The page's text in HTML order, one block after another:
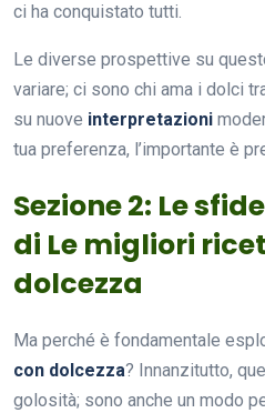
ci ha conquistato tutti.
Le diverse prospettive su
variare; ci sono chi ama i dolci
su nuove interpretazioni
tua preferenza, l’importante è
Sezione 2: Le
di Le migliori
dolcezza
Ma perché è fondamentale
con dolcezza? Innanzitutto,
golosità; sono anche un modo